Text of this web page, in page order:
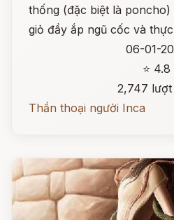
thống (đặc biệt là
giỏ đầy ắp ngũ cốc và
06-01-
⭐ 4.8
2,747
Thần thoại người Inca